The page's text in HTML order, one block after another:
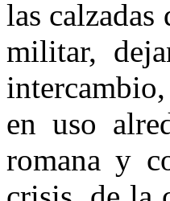
las
militar,
en uso
romana y